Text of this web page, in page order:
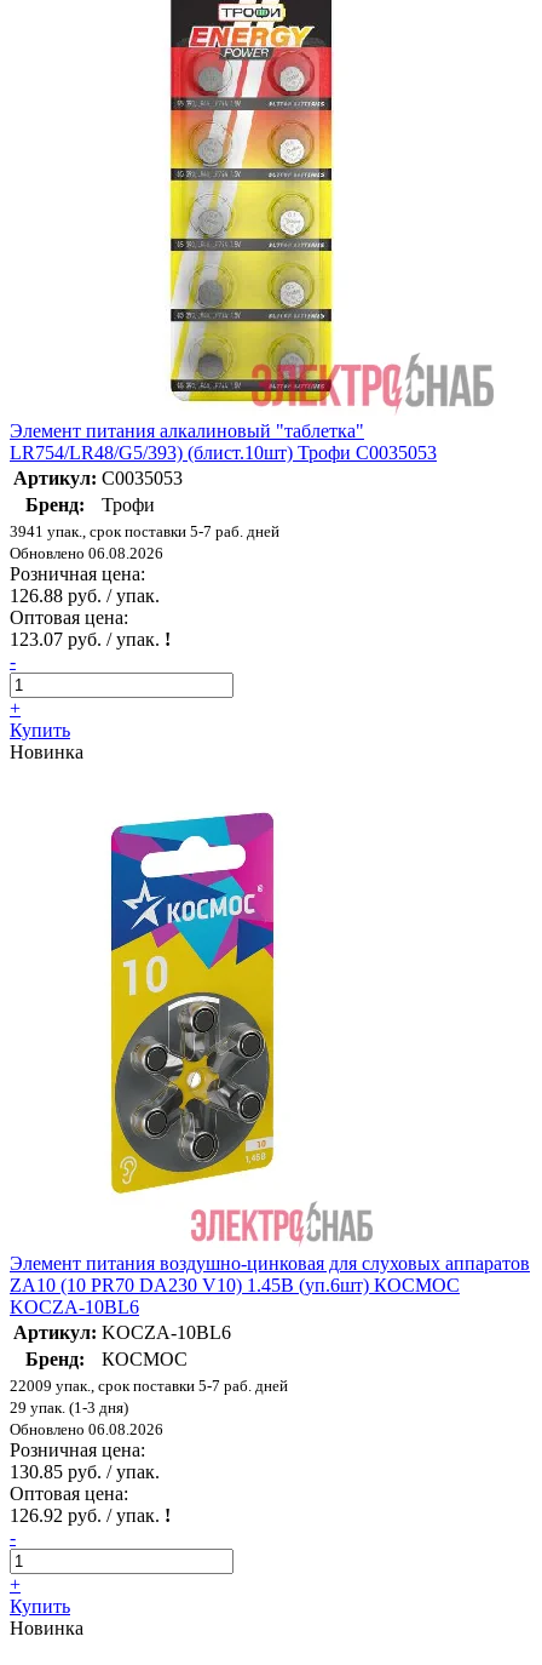
Элемент питания алкалиновый "таблетка"
LR754/LR48/G5/393) (блист.10шт) Трофи C0035053
Артикул: C0035053
Бренд:
Трофи
3941 упак., срок поставки 5-7 раб. дней
Обновлено 06.08.2026
Розничная цена:
126.88 руб. / упак.
Оптовая цена:
123.07 руб. / упак. !
-
+
Купить
Новинка
Элемент питания воздушно-цинковая для слуховых аппаратов
ZA10 (10 PR70 DA230 V10) 1.45В (уп.6шт) КОСМОС
KOCZA-10BL6
Артикул: KOCZA-10BL6
Бренд:
КОСМОС
22009 упак., срок поставки 5-7 раб. дней
29 упак. (1-3 дня)
Обновлено 06.08.2026
Розничная цена:
130.85 руб. / упак.
Оптовая цена:
126.92 руб. / упак. !
-
+
Купить
Новинка